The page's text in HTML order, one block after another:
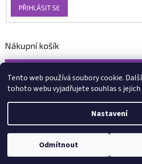
Tento web používá soubory cookie.
tohoto webu vyjadřujete souhlas s
Nastavení
Odmítnout
PŘIHLÁSIT SE
Nákupní košík
Vytvořil Shoptet
Copyright 2026www.xcena.cz. Všechna